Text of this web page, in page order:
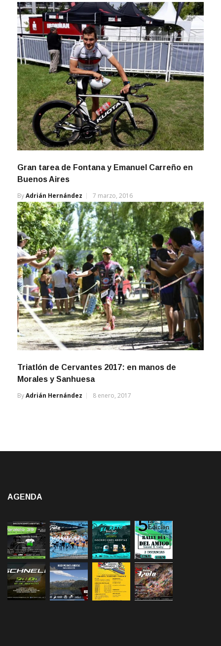
Gran tarea de Fontana y Emanuel Carreño en
Buenos Aires
ByAdrián Hernández 7 marzo, 2016
Triatlón de Cervantes 2017: en manos de
Morales y Sanhuesa
ByAdrián Hernández 8 enero, 2017
AGENDA